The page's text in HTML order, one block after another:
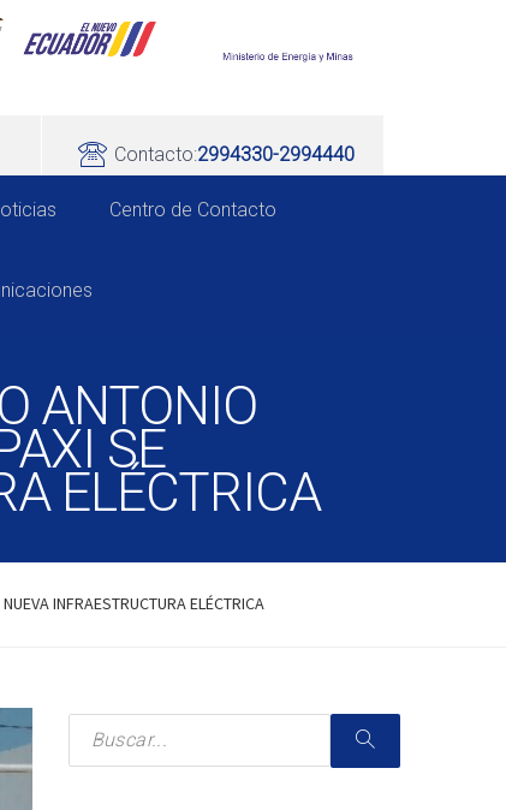
Contacto:2994330-2994440
Centro de Contacto
ANTONIO
SE
ELÉCTRICA
INFRAESTRUCTURA ELÉCTRICA